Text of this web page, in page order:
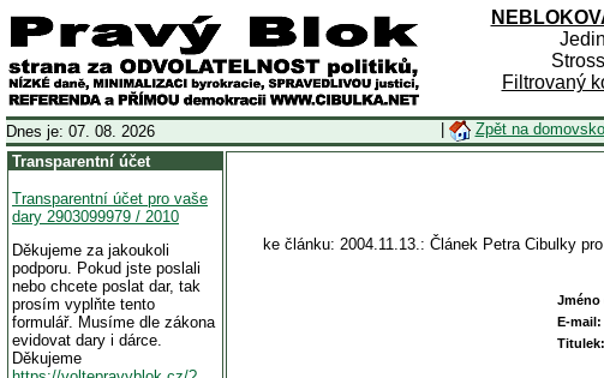
Filtrovaný
Dnes je: 07. 08. 2026 Zpět na
Transparentní účet
Transparentní účet pro vaše
dary 2903099979 / 2010
Děkujeme za jakoukoli
podporu. Pokud jste poslali
nebo chcete poslat dar, tak
prosím vyplňte tento
formulář. Musíme dle zákona
evidovat dary i dárce.
Děkujeme
ke článku: 2004.11.13.: Článek Petra Cibulky
Jméno
E-mail:
Titulek: